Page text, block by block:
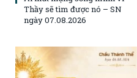
Thầy sẽ tìm được nó – SN
ngày 07.08.2026